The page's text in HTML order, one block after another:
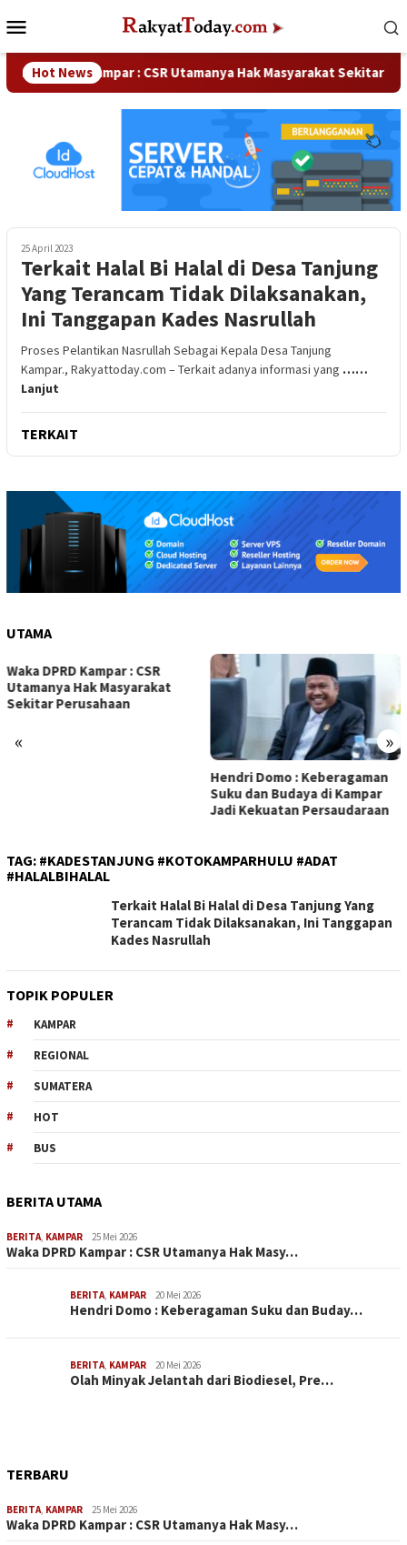
ke
Mobile
Hot News
DPRD Kampar : CSR Utamanya Hak Masyarakat Sekitar
25 April 2023
Terkait Halal Bi Halal di Desa Tanjung
Yang Terancam Tidak Dilaksanakan,
Ini Tanggapan Kades Nasrullah
Proses Pelantikan Nasrullah Sebagai Kepala Desa Tanjung
Kampar., Rakyattoday.com – Terkait adanya informasi yang ……
Lanjut
TERKAIT
UTAMA
« »
Kampar : CSR
Hak Masyarakat
Perusahaan
Hendri Domo : Keberagaman
Suku dan Budaya di Kampar
Jadi Kekuatan Persaudaraan
5
TAG: #KADESTANJUNG #KOTOKAMPARHULU #ADAT
#HALALBIHALAL
Terkait Halal Bi Halal di Desa Tanjung Yang
Terancam Tidak Dilaksanakan, Ini Tanggapan
Kades Nasrullah
TOPIK POPULER
KAMPAR
REGIONAL
SUMATERA
HOT
BUS
BERITA UTAMA
BERITA, KAMPAR 25 Mei 2026
Waka DPRD Kampar : CSR Utamanya Hak Masy…
BERITA, KAMPAR 20 Mei 2026
Hendri Domo : Keberagaman Suku dan Buday…
BERITA, KAMPAR 20 Mei 2026
Olah Minyak Jelantah dari Biodiesel, Pre…
TERBARU
BERITA, KAMPAR 25 Mei 2026
Waka DPRD Kampar : CSR Utamanya Hak Masy…